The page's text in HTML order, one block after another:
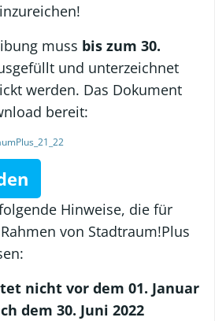
muss bis zum 30.
und unterzeichnet
werden. Das Dokument
bereit:
Hinweise, die für
von Stadtraum!Plus
nicht vor dem 01. Januar
dem 30. Juni 2022